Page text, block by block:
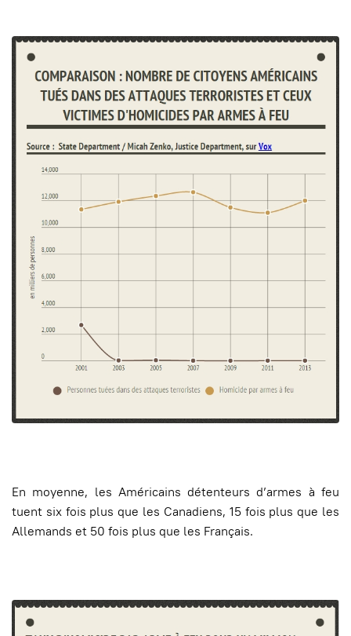
En moyenne, les Américains détenteurs d’armes à feu
tuent six fois plus que les Canadiens, 15 fois plus que les
Allemands et 50 fois plus que les Français.